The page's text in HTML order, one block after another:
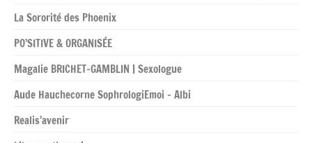
La Sororité des Phoenix
PO’SITIVE & ORGANISÉE
Magalie BRICHET-GAMBLIN | Sexologue
Aude Hauchecorne SophrologiEmoi – Albi
Realis’avenir